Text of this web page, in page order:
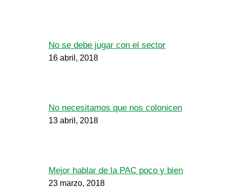
No se debe jugar con el sector
16 abril, 2018
No necesitamos que nos colonicen
13 abril, 2018
Mejor hablar de la PAC poco y bien
23 marzo, 2018